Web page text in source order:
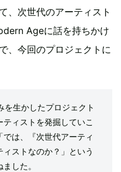
、次世代のアーティスト
Ageに話を持ちかけ
、今回のプロジェクトに
を生かしたプロジェクト
ィストを発掘していこ
は、『次世代アーティ
ストなのか？」という
した。